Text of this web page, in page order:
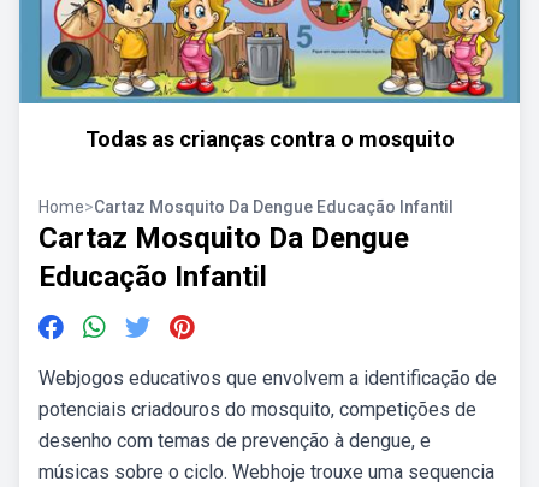
Todas as crianças contra o mosquito
Home>Cartaz Mosquito Da Dengue Educação Infantil
Cartaz Mosquito Da Dengue
Educação Infantil
Webjogos educativos que envolvem a identificação de
potenciais criadouros do mosquito, competições de
desenho com temas de prevenção à dengue, e
músicas sobre o ciclo. Webhoje trouxe uma sequencia